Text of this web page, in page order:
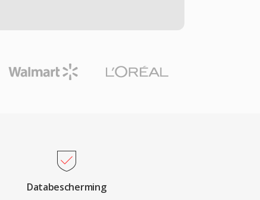
Databescherming